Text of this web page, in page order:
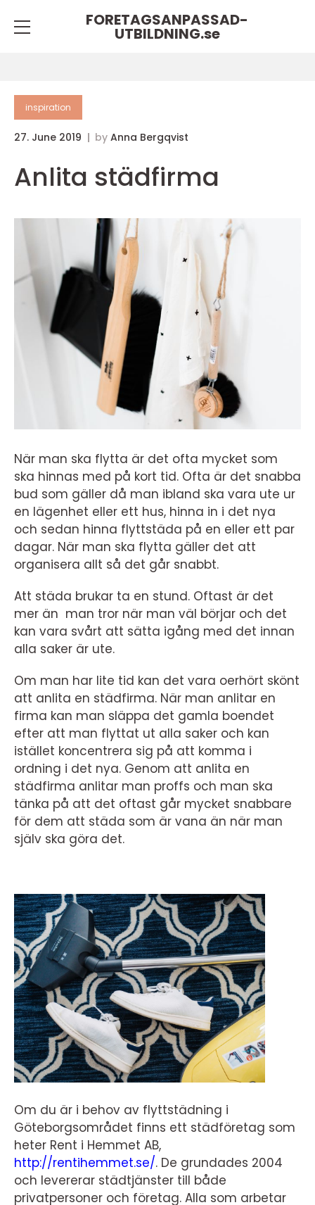
FORETAGSANPASSAD-
UTBILDNING.se
inspiration
27. June 2019 by Anna Bergqvist
Anlita städfirma
När man ska flytta är det ofta mycket som
ska hinnas med på kort tid. Ofta är det snabba
bud som gäller då man ibland ska vara ute ur
en lägenhet eller ett hus, hinna in i det nya
och sedan hinna flyttstäda på en eller ett par
dagar. När man ska flytta gäller det att
organisera allt så det går snabbt.
Att städa brukar ta en stund. Oftast är det
mer än man tror när man väl börjar och det
kan vara svårt att sätta igång med det innan
alla saker är ute.
Om man har lite tid kan det vara oerhört skönt
att anlita en städfirma. När man anlitar en
firma kan man släppa det gamla boendet
efter att man flyttat ut alla saker och kan
istället koncentrera sig på att komma i
ordning i det nya. Genom att anlita en
städfirma anlitar man proffs och man ska
tänka på att det oftast går mycket snabbare
för dem att städa som är vana än när man
själv ska göra det.
Om du är i behov av flyttstädning i
Göteborgsområdet finns ett städföretag som
heter Rent i Hemmet AB,
http://rentihemmet.se/. De grundades 2004
och levererar städtjänster till både
privatpersoner och företag. Alla som arbetar